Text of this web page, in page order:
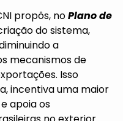
propôs, noPlano de
do sistema,
a
mecanismos de
Isso
incentiva uma maior
apoia os